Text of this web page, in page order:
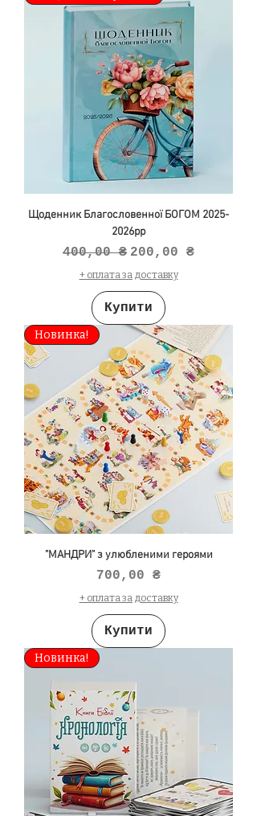
Щоденник Благословенної БОГОМ 2025-
2026рр
Звичайна ціна
400,00 ₴ За розпродажем
200,00 ₴
+ оплата за доставку
Купити
Новинка!
"МАНДРИ" з улюбленими героями
Ціна
700,00 ₴
+ оплата за доставку
Купити
Новинка!